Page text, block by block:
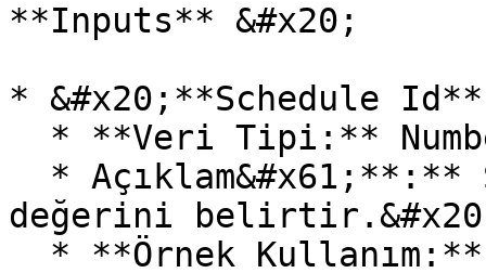
**Inputs** &#x20;
* &#x20;**Schedule
değerini